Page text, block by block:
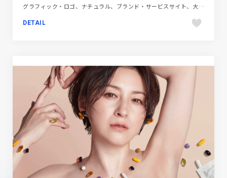
グラフィック・ロゴ、ナチュラル、ブランド・サービスサイト、大きめ写真
DETAIL